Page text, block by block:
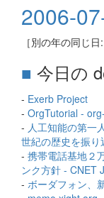
2006-
［別の年の同じ日:
■ 今日の
- Exerb Project
- OrgTutorial -
- 人工知能の第一
世紀の歴史を振
- 携帯電話基地
ンク方針 - CNET
- ボーダフォン、